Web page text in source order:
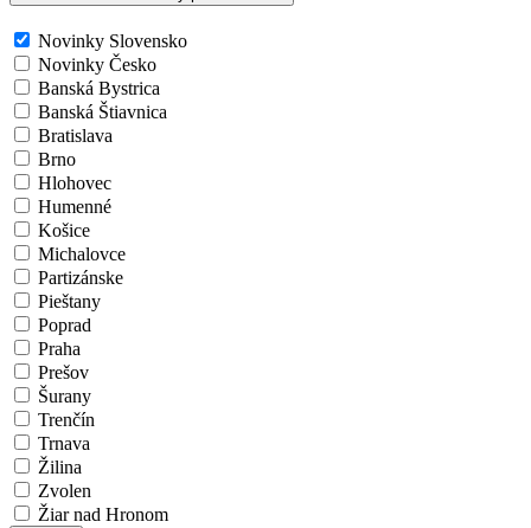
Novinky Slovensko
Novinky Česko
Banská Bystrica
Banská Štiavnica
Bratislava
Brno
Hlohovec
Humenné
Košice
Michalovce
Partizánske
Pieštany
Poprad
Praha
Prešov
Šurany
Trenčín
Trnava
Žilina
Zvolen
Žiar nad Hronom